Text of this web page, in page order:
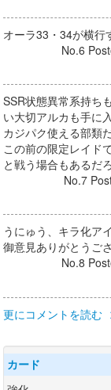
オーラ33・34が横行
No.6
SSR状態異常系持ち
い大切アルカも手に
カジパク使える部類
この前の限定レイド
と戦う場合もあるだ
No.7
うにゅう、キラ化ア
御意見ありがとうご
No.8
更にコメントを読む
カード